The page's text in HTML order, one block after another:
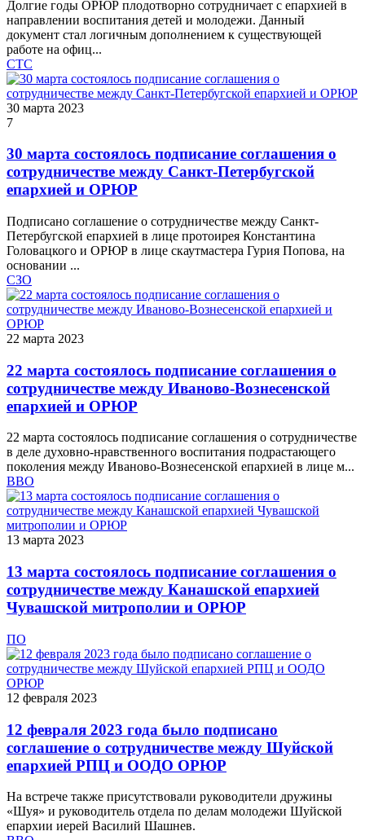
Долгие годы ОРЮР плодотворно сотрудничает с епархией в
направлении воспитания детей и молодежи. Данный
документ стал логичным дополнением к существующей
работе на офиц...
СТС
30 марта 2023
7
30 марта состоялось подписание соглашения о
сотрудничестве между Санкт-Петербугской
епархией и ОРЮР
Подписано соглашение о сотрудничестве между Санкт-
Петербугской епархией в лице протоирея Константина
Головацкого и ОРЮР в лице скаутмастера Гурия Попова, на
основании ...
СЗО
22 марта 2023
22 марта состоялось подписание соглашения о
сотрудничестве между Иваново-Вознесенской
епархией и ОРЮР
22 марта состоялось подписание соглашения о сотрудничестве
в деле духовно-нравственного воспитания подрастающего
поколения между Иваново-Вознесенской епархией в лице м...
ВВО
13 марта 2023
13 марта состоялось подписание соглашения о
сотрудничестве между Канашской епархией
Чувашской митрополии и ОРЮР
ПО
12 февраля 2023
12 февраля 2023 года было подписано
соглашение о сотрудничестве между Шуйской
епархией РПЦ и ООДО ОРЮР
На встрече также присутствовали руководители дружины
«Шуя» и руководитель отдела по делам молодежи Шуйской
епархии иерей Василий Шашнев.